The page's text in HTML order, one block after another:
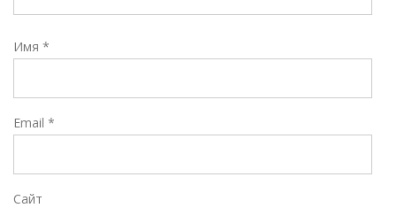
Имя *
Email *
Сайт